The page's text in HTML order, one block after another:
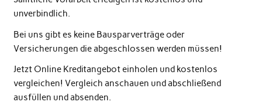
unverbindlich.
Bei uns gibt es keine Bausparverträge oder
Versicherungen die abgeschlossen werden müssen!
Jetzt Online Kreditangebot einholen und kostenlos
vergleichen! Vergleich anschauen und abschließend
ausfüllen und absenden.